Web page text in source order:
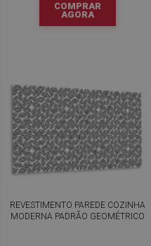
COMPRAR
AGORA
REVESTIMENTO PAREDE COZINHA
MODERNA PADRÃO GEOMÉTRICO